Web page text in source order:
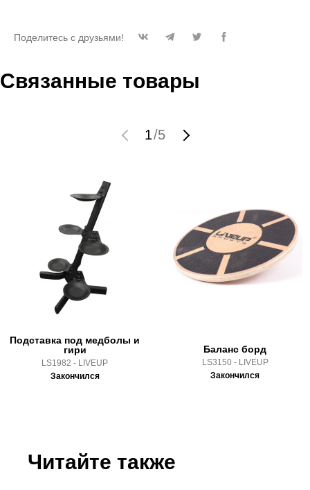
Поделитесь с друзьями!
Связанные товары
1/5
Подставка под медболы и
гири
LS1982 - LIVEUP
Закончился
Баланс борд
LS3150 - LIVEUP
Закончился
Читайте также